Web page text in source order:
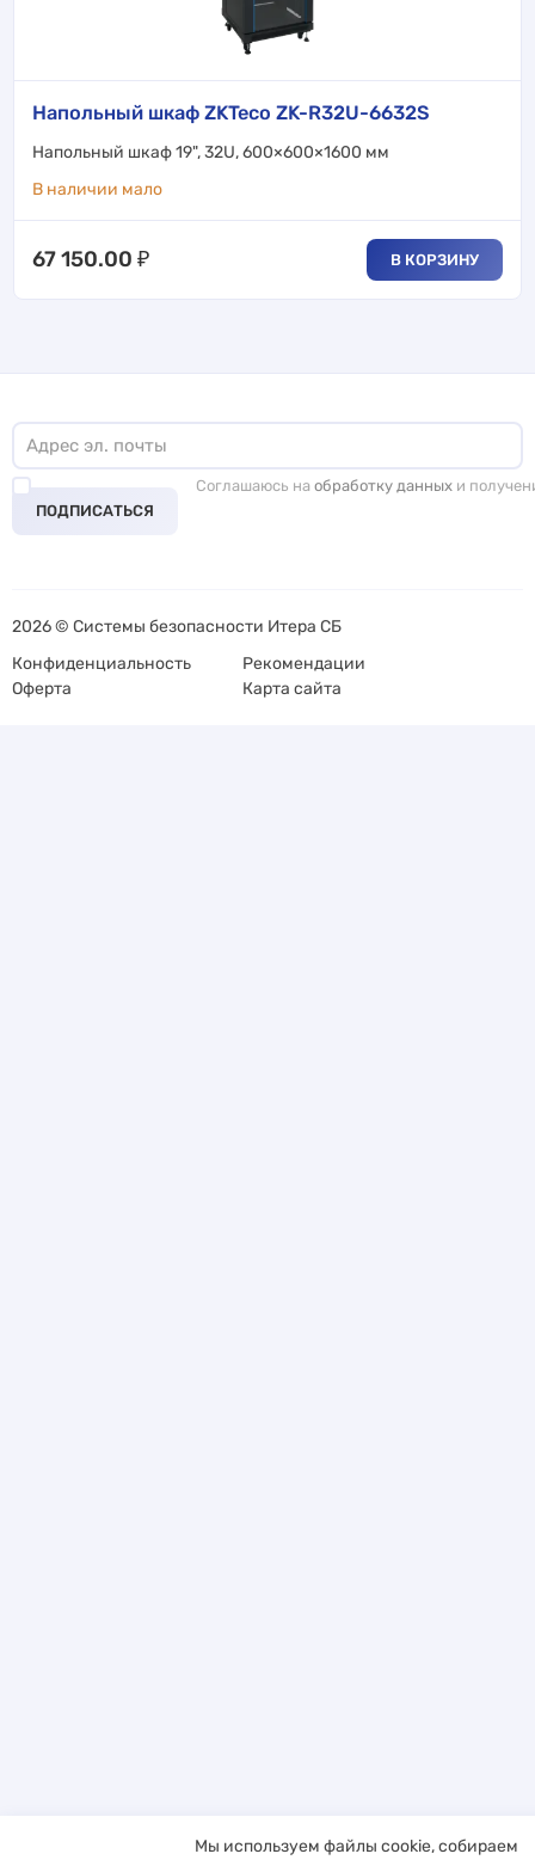
Напольный шкаф ZKTeco ZK-R32U-6632S
Напольный шкаф 19", 32U, 600×600×1600 мм
В наличии мало
67 150.00 ₽ В КОРЗИНУ
ПОДПИСАТЬСЯ
Соглашаюсь на обработку данных и
2026 © Системы безопасности Итера СБ
Конфиденциальность
Рекомендации
Оферта
Карта сайта
Мы используем файлы cookie, собираем